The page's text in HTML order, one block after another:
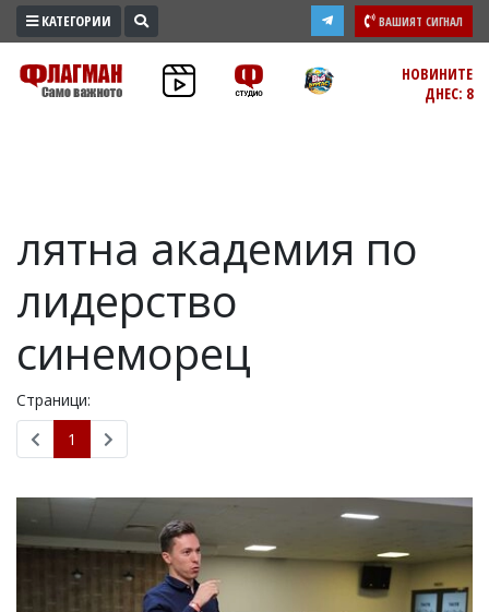
ПРОМО
ЗОНА
ЗДРАВЕ
ПОЛИТИКА
ОБЩЕСТВО
ЛАЙФСТАЙЛ
ВОЙНАТА
В
УКРАЙНА
СПОРТ
КАТЕГОРИИ ВАШИЯТ СИГНАЛ
НОВИНИТЕ
ДНЕС: 8
лятна академия по
лидерство
синеморец
Страници:
1